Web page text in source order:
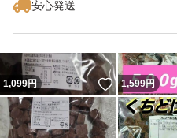
安心発送
1,099円 いいね！
1,599円